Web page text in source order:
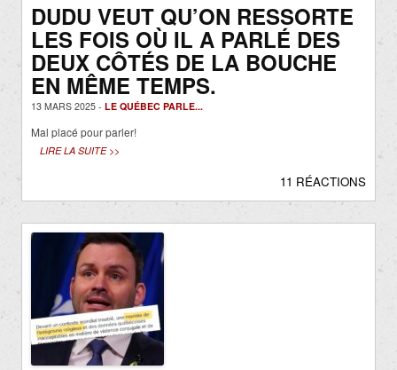
DUDU VEUT QU’ON RESSORTE
LES FOIS OÙ IL A PARLÉ DES
DEUX CÔTÉS DE LA BOUCHE
EN MÊME TEMPS.
13 MARS 2025 - LE QUÉBEC PARLE...
Mal placé pour parler!
LIRE LA SUITE >>
11 RÉACTIONS